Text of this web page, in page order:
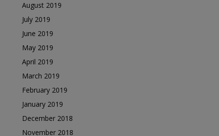
August 2019
July 2019
June 2019
May 2019
April 2019
March 2019
February 2019
January 2019
December 2018
November 2018